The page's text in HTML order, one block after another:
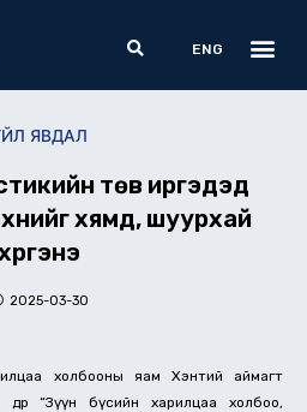
Search
ENG
ЯВДАЛ
төв иргэдэд
хямд, шуурхай
2025-03-30
холбооны яам Хэнтий аймагт
“Зүүн бүсийн харилцаа холбоо,